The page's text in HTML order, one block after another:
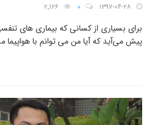
۱۳۹۷-۰۴-۲۸ ۰ ۲٬۱۲۶
برای بسیاری از کسانی که بیماری های
پیش می‌آید که آیا من می توانم با هواپیما